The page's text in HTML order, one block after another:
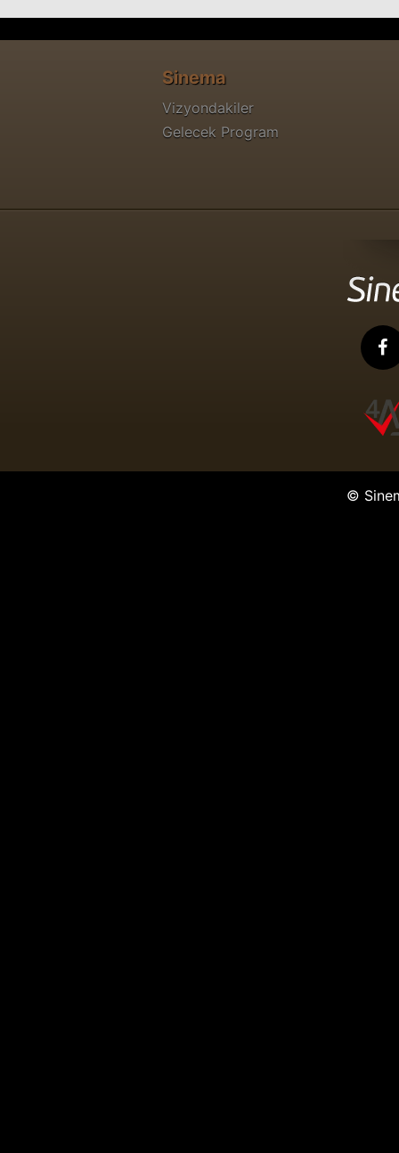
Sinema
Vizyondakiler
Gelecek Program
©